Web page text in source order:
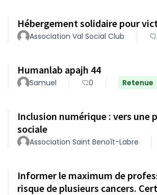
Hébergement solidaire pour
Association Val Social Club
Humanlab apajh 44
Samuel 0 Retenue
Inclusion numérique : vers une
sociale
Association Saint Benoît-Labre
Informer le maximum de
risque de plusieurs cancers.